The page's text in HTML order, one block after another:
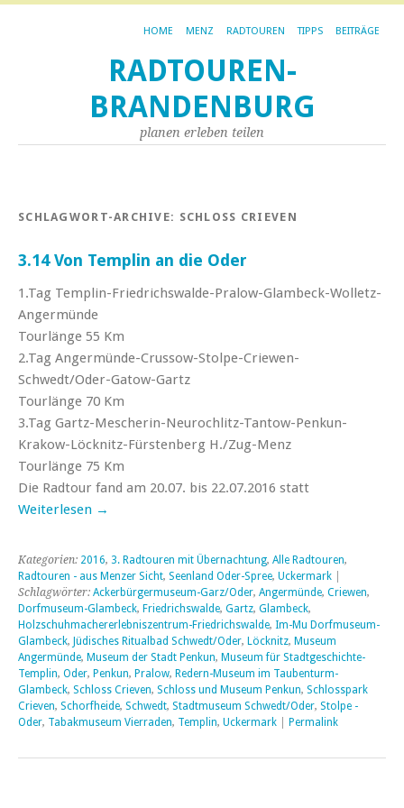
HOME MENZ RADTOUREN TIPPS BEITRÄGE
RADTOUREN-
BRANDENBURG
planen erleben teilen
SCHLAGWORT-ARCHIVE: SCHLOSS CRIEVEN
3.14 Von Templin an die Oder
1.Tag Templin-Friedrichswalde-Pralow-Glambeck-Wolletz-
Angermünde
Tourlänge 55 Km
2.Tag Angermünde-Crussow-Stolpe-Criewen-
Schwedt/Oder-Gatow-Gartz
Tourlänge 70 Km
3.Tag Gartz-Mescherin-Neurochlitz-Tantow-Penkun-
Krakow-Löcknitz-Fürstenberg H./Zug-Menz
Tourlänge 75 Km
Die Radtour fand am 20.07. bis 22.07.2016 statt
Weiterlesen →
Kategorien: 2016, 3. Radtouren mit Übernachtung, Alle Radtouren,
Radtouren - aus Menzer Sicht, Seenland Oder-Spree, Uckermark
Schlagwörter: Ackerbürgermuseum-Garz/Oder, Angermünde, Criewen,
Dorfmuseum-Glambeck, Friedrichswalde, Gartz, Glambeck,
Holzschuhmachererlebniszentrum-Friedrichswalde, Im-Mu Dorfmuseum-
Glambeck, Jüdisches Ritualbad Schwedt/Oder, Löcknitz, Museum
Angermünde, Museum der Stadt Penkun, Museum für Stadtgeschichte-
Templin, Oder, Penkun, Pralow, Redern-Museum im Taubenturm-
Glambeck, Schloss Crieven, Schloss und Museum Penkun, Schlosspark
Crieven, Schorfheide, Schwedt, Stadtmuseum Schwedt/Oder, Stolpe -
Oder, Tabakmuseum Vierraden, Templin, Uckermark Permalink